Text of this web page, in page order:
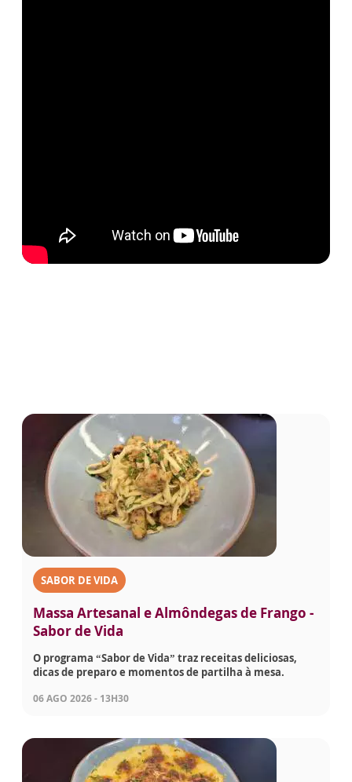
SABOR DE VIDA
Massa Artesanal e Almôndegas de Frango -
Sabor de Vida
O programa “Sabor de Vida” traz receitas deliciosas,
dicas de preparo e momentos de partilha à mesa.
06 AGO 2026 - 13H30